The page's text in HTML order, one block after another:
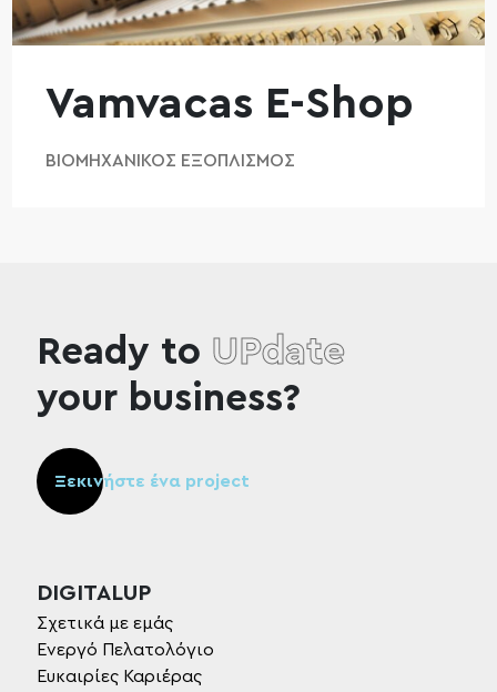
Vamvacas E-Shop
ΒΙΟΜΗΧΑΝΙΚΌΣ ΕΞΟΠΛΙΣΜΌΣ
Ready to UPdate
your business?
Ξεκινήστε ένα project
DIGITALUP
Σχετικά με εμάς
Ενεργό Πελατολόγιο
Ευκαιρίες Καριέρας